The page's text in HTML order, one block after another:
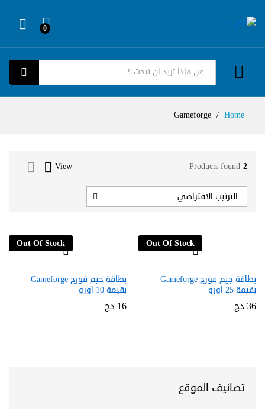
0
كل الفئات
بحث
Home
/
Gameforge
2
Products found
View
الترتيب الافتراضي
Out Of Stock
بطاقة جيم فورج Gameforge
بقيمة 10 اورو
16 دج
Out Of Stock
بطاقة جيم فورج Gameforge
بقيمة 25 اورو
36دج
تصانيف الموقع